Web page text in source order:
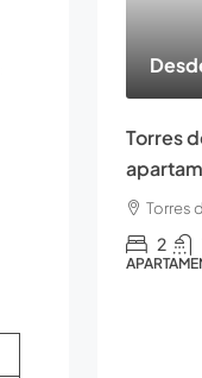
Torres
Torres
2